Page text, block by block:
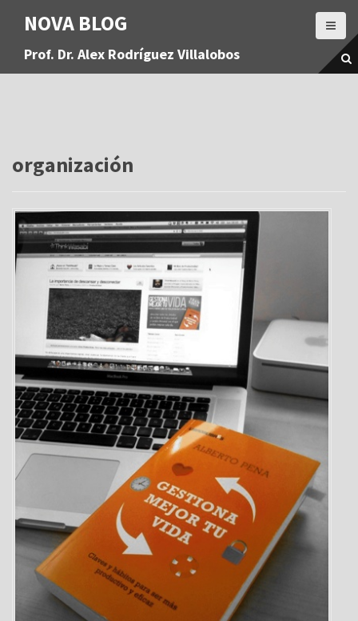
a
NOVA BLOG
Prof. Dr. Alex Rodríguez Villalobos
organización